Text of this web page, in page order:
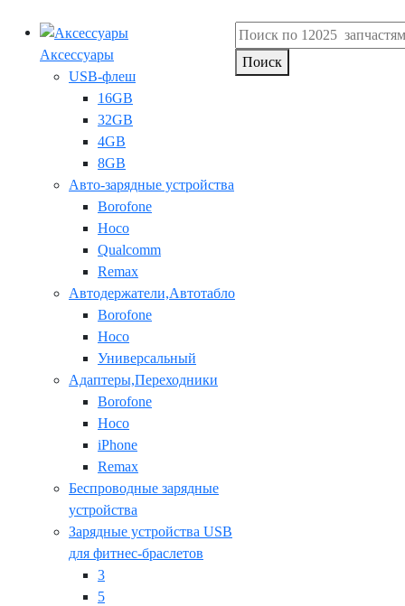
Аксессуары
USB-флеш
16GB
32GB
4GB
8GB
Авто-зарядные устройства
Borofone
Hoco
Qualcomm
Remax
Автодержатели,Автотабло
Borofone
Hoco
Универсальный
Адаптеры,Переходники
Borofone
Hoco
iPhone
Remax
Беспроводные зарядные
устройства
Зарядные устройства USB
для фитнес-браслетов
3
5
Поиск